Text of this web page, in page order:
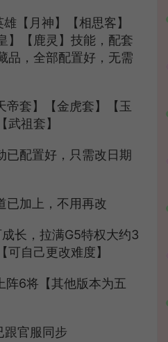
【月神】【相思客】
】【鹿灵】技能，配套
品，全部配置好，无需
帝套】【金虎套】【玉
祖套】
已配置好，只需改日期
已加上，不用再改
长，拉满G5特权大约3
自己更改难度】
阵6将【其他版本为五
跟官服同步